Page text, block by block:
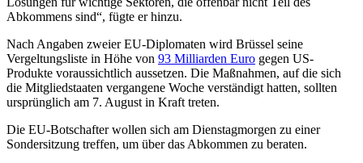
Abkommens sind“, fügte er hinzu.
Nach Angaben zweier EU-Diplomaten wird Brüssel seine
Vergeltungsliste in Höhe von 93 Milliarden Euro gegen US-
Produkte voraussichtlich aussetzen. Die Maßnahmen, auf die sich
die Mitgliedstaaten vergangene Woche verständigt hatten, sollten
ursprünglich am 7. August in Kraft treten.
Die EU-Botschafter wollen sich am Dienstagmorgen zu einer
Sondersitzung treffen, um über das Abkommen zu beraten.